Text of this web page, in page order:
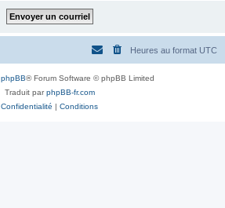
Heures au format UTC
phpBB® Forum Software © phpBB Limited
Traduit parphpBB-fr.com
Confidentialité | Conditions